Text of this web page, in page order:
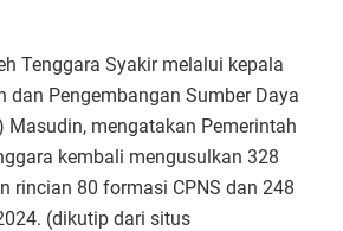
Tenggara Syakir melalui kepala
dan Pengembangan Sumber Daya
Masudin, mengatakan Pemerintah
kembali mengusulkan 328
rincian 80 formasi CPNS dan 248
(dikutip dari situs